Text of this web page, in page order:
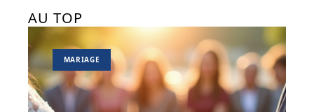
AU TOP
MARIAGE